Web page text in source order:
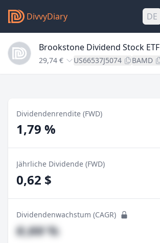
DivvyDiary DE
Brookstone Dividend Stock ETF
29,74 € US66537J5074 BAMD
Dividendenrendite (FWD)
1,79 %
Jährliche Dividende (FWD)
0,62 $
Dividendenwachstum (CAGR)
#,## %